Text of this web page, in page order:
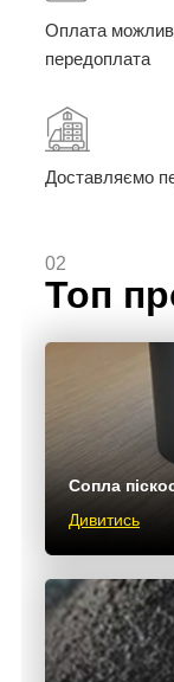
Оплата
передоплата
Доставляємо
02
Топ
Сопла
Дивитись